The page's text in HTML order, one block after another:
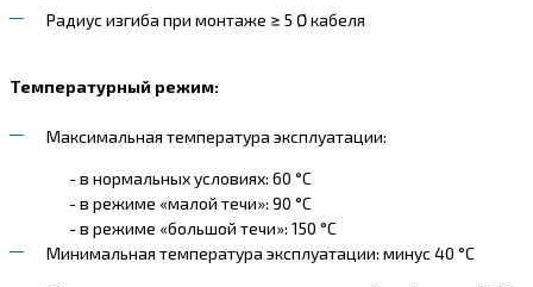
Радиус изгиба при монтаже ≥ 5 Ø кабеля
Температурный режим:
Максимальная температура эксплуатации:
- в нормальных условиях: 60 °С
- в режиме «малой течи»: 90 °С
- в режиме «большой течи»: 150 °С
Минимальная температура эксплуатации: минус 40 °С